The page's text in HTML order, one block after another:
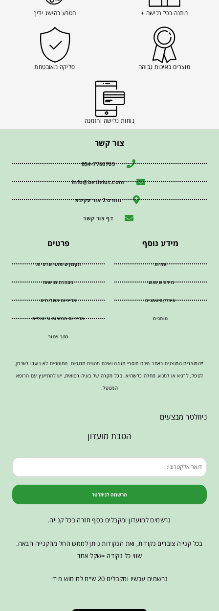
מתנה בכל רכישה + הטבע בהישג ידיך
מוצרים באיכות גבוהה סליקה מאובטחת
נוחות גלישה והזמנה
צור קשר
054-7766705
info@betiviut.com
ההדס 2 אור עקיבא
דף צור קשר
מידע נוסף
אודות
מידע שימושי
אינדקס שמנים
מותגים
פרטים
תקנון שימוש ופרטיות
הצהרת נגישות
מדיניות משלוחים
מדיניות החזרות וביטולים
כתב ויתור
*המוצרים המוצגים באתר הינם תוספי תזונה ואינם מהווים תרופות. התוספים לא נועדו לאבחן,
לטפל, לרפא או למנוע מחלה כלשהיא. בכל מקרה של בעיה רפואית, יש להתייעץ עם הרופא
המטפל.
ניוזלטר מבצעים
הטבת מועדון
הרשמה לניוזלטר
נרשמים למועדון ומקבלים כסף חזרה בכל קנייה.
בכל קנייה צוברים נקודות, ואת הנקודות ניתן לממש החל מהקנייה הבאה.
שווי כל נקודה =שקל אחד
נרשמים עכשיו ומקבלים 20 ש״ח למימוש מידי